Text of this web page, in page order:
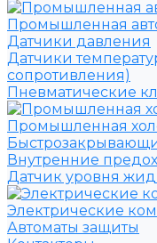
Промышленная
Датчики давления
Датчики
сопротивления)
Пневматические
Промышленная
Внутренние
Датчик уровня
Электрические
Автоматы защиты